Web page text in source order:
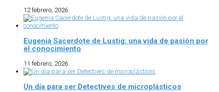
12 febrero, 2026
Eugenia Sacerdote de Lustig: una vida de pasión por
el conocimiento
11 febrero, 2026
Un día para ser Detectives de microplásticos